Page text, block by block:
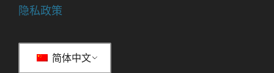
隐私政策
简体中文